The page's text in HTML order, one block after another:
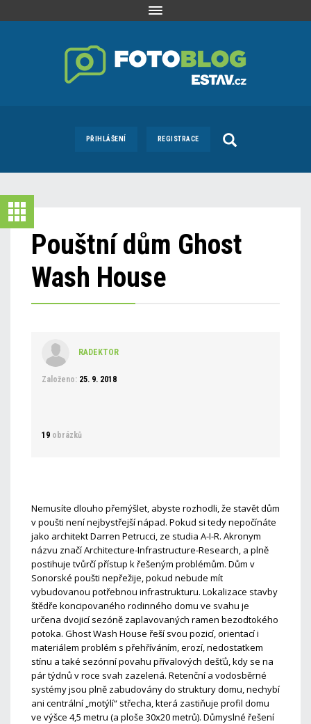
Toggle
PŘIHLÁŠENÍ REGISTRACE
Pouštní dům Ghost
Wash House
RADEKTOR
Založeno: 25. 9. 2018
19 obrázků
Nemusíte dlouho přemýšlet, abyste rozhodli, že stavět dům
v poušti není nejbystřejší nápad. Pokud si tedy nepočínáte
jako architekt Darren Petrucci, ze studia A-I-R. Akronym
názvu značí Architecture-Infrastructure-Research, a plně
postihuje tvůrčí přístup k řešeným problémům. Dům v
Sonorské poušti nepřežije, pokud nebude mít
vybudovanou potřebnou infrastrukturu. Lokalizace stavby
štědře koncipovaného rodinného domu ve svahu je
určena dvojicí sezóně zaplavovaných ramen bezodtokého
potoka. Ghost Wash House řeší svou pozicí, orientací i
materiálem problém s přehříváním, erozí, nedostatkem
stínu a také sezónní povahu přívalových dešťů, kdy se na
pár týdnů v roce svah zazelená. Retenční a vodosběrné
systémy jsou plně zabudovány do struktury domu, nechybí
ani centrální „motýlí“ střecha, která zastiňuje profil domu
ve výšce 4,5 metru (a ploše 30x20 metrů). Důmyslné řešení